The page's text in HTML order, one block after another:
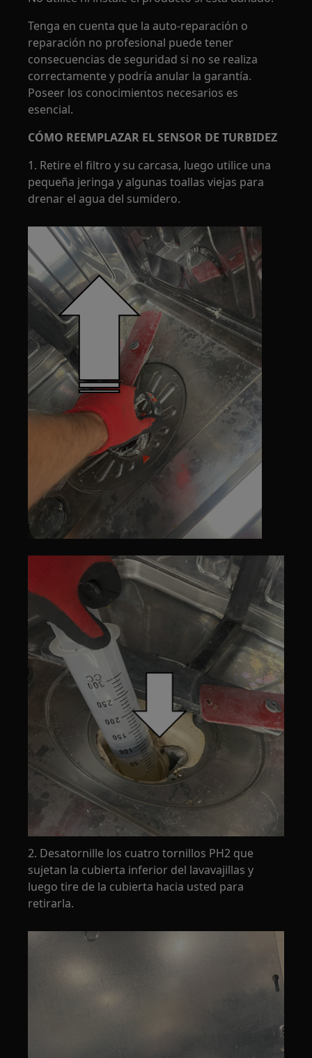
Tenga en cuenta que la auto-reparación o
reparación no profesional puede tener
consecuencias de seguridad si no se realiza
correctamente y podría anular la garantía.
Poseer los conocimientos necesarios es
esencial.
CÓMO REEMPLAZAR EL SENSOR DE TURBIDEZ
1. Retire el filtro y su carcasa, luego utilice una
pequeña jeringa y algunas toallas viejas para
drenar el agua del sumidero.
2. Desatornille los cuatro tornillos PH2 que
sujetan la cubierta inferior del lavavajillas y
luego tire de la cubierta hacia usted para
retirarla.